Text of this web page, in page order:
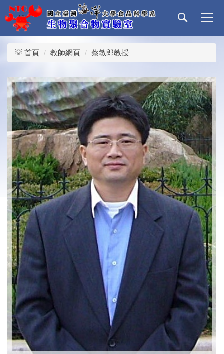
跳
到
容
💡 首頁 教師網頁 蔡敏郎教授